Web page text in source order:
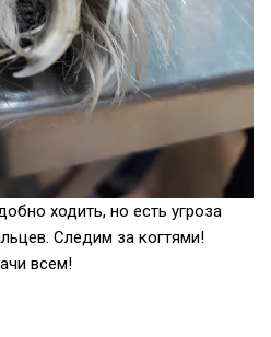
ходить, но есть угроза
Следим за когтями!
всем!